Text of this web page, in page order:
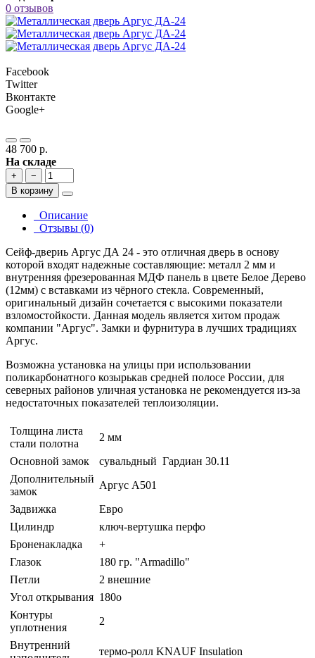
0 отзывов
Facebook
Twitter
Вконтакте
Google+
48 700 р.
На складе
+
−
В корзину
Описание
Отзывы (0)
Сейф-двериь Аргус ДА 24 - это отличная дверь в основу
которой входят надежные составляющие: металл 2 мм и
внутренняя фрезерованная МДФ панель в цвете Белое Дерево
(12мм) с вставками из чёрного стекла. Современный,
оригинальный дизайн сочетается с высокими показатели
взломостойкости. Данная модель является хитом продаж
компании "Аргус". Замки и фурнитура в лучших традициях
Аргус.
Возможна установка на улицы при использовании
поликарбонатного козырькав средней полосе России, для
северных районов уличная установка не рекомендуется из-за
недостаточных показателей теплоизоляции.
Толщина листа
стали полотна
2 мм
Основной замок
сувальдный Гардиан 30.11
Дополнительный
замок
Аргус А501
Задвижка
Евро
Цилиндр
ключ-вертушка перфо
Броненакладка
+
Глазок
180 гр. "Armadillo"
Петли
2 внешние
Угол открывания 180o
Контуры
уплотнения
2
Внутренний
термо-ролл KNAUF Insulation